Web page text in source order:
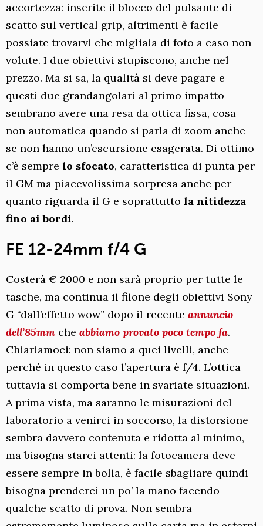
accortezza: inserite il blocco del pulsante di
scatto sul vertical grip, altrimenti è facile
possiate trovarvi che migliaia di foto a caso non
volute. I due obiettivi stupiscono, anche nel
prezzo. Ma si sa, la qualità si deve pagare e
questi due grandangolari al primo impatto
sembrano avere una resa da ottica fissa, cosa
non automatica quando si parla di zoom anche
se non hanno un’escursione esagerata. Di ottimo
c’è sempre lo sfocato, caratteristica di punta per
il GM ma piacevolissima sorpresa anche per
quanto riguarda il G e soprattutto la nitidezza
fino ai bordi.
FE 12-24mm f/4 G
Costerà € 2000 e non sarà proprio per tutte le
tasche, ma continua il filone degli obiettivi Sony
G “dall’effetto wow” dopo il recente annuncio
dell’85mm che abbiamo provato poco tempo fa.
Chiariamoci: non siamo a quei livelli, anche
perché in questo caso l’apertura è f/4. L’ottica
tuttavia si comporta bene in svariate situazioni.
A prima vista, ma saranno le misurazioni del
laboratorio a venirci in soccorso, la distorsione
sembra davvero contenuta e ridotta al minimo,
ma bisogna starci attenti: la fotocamera deve
essere sempre in bolla, è facile sbagliare quindi
bisogna prenderci un po’ la mano facendo
qualche scatto di prova. Non sembra